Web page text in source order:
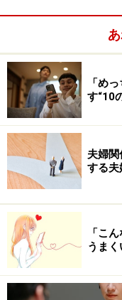
Yes、Noで仮面夫婦度
「用事のある時にし
べない」etc.アルア
れ違い度がわかりま
リンク： もしかして離婚の一歩
執筆ガイド
「め
す“10
夫婦関
する夫
「こ
うま